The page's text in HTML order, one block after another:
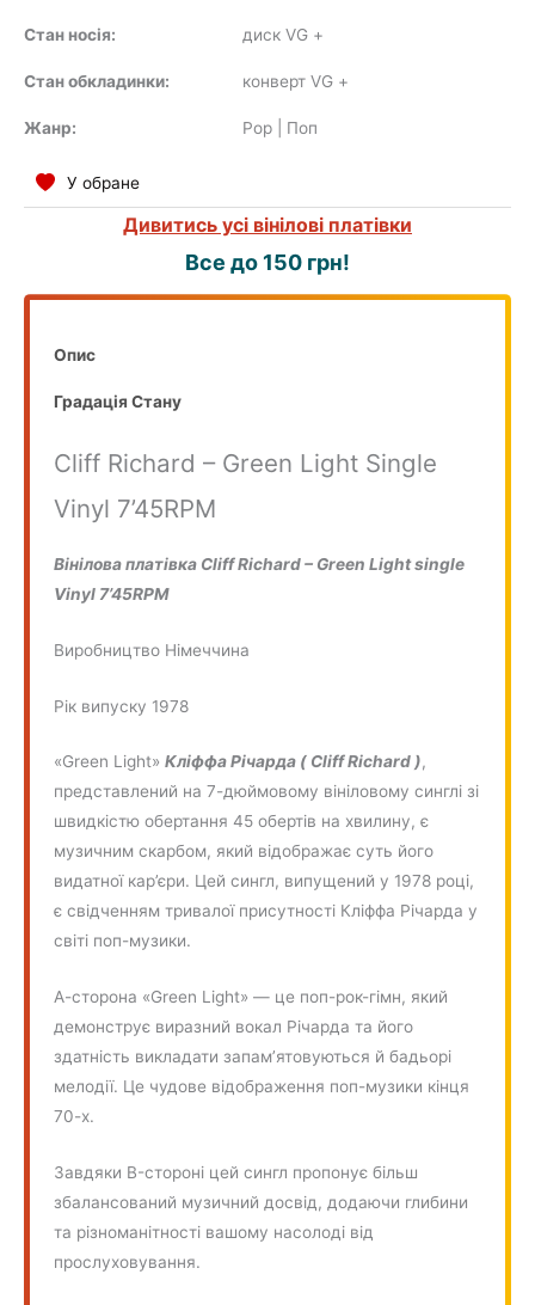
Стан носія: диск VG +
Стан обкладинки: конверт VG +
Жанр: Pop | Поп
У обране
Дивитись усі вінілові платівки
Все до 150 грн!
Опис
Градація Стану
Cliff Richard – Green Light Single
Vinyl 7’45RPM
Вінілова платівка Cliff Richard – Green Light single
Vinyl 7’45RPM
Виробництво Німеччина
Рік випуску 1978
«Green Light»Кліффа Річарда ( Cliff Richard ),
представлений на 7-дюймовому вініловому синглі зі
швидкістю обертання 45 обертів на хвилину, є
музичним скарбом, який відображає суть його
видатної кар’єри. Цей сингл, випущений у 1978 році,
є свідченням тривалої присутності Кліффа Річарда у
світі поп-музики.
А-сторона «Green Light» — це поп-рок-гімн, який
демонструє виразний вокал Річарда та його
здатність викладати запам’ятовуються й бадьорі
мелодії. Це чудове відображення поп-музики кінця
70-х.
Завдяки B-стороні цей сингл пропонує більш
збалансований музичний досвід, додаючи глибини
та різноманітності вашому насолоді від
прослуховування.
ROCK
COMPILATION